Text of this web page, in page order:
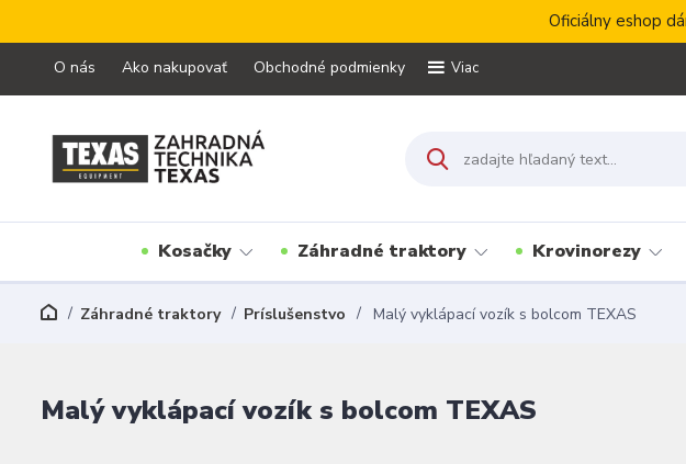
Oficiálny eshop
O nás Ako nakupovať Obchodné podmienky Viac
Kosačky Záhradné traktory Krovinorezy
Záhradné traktory Príslušenstvo Malý vyklápací vozík s bolcom TEXAS
Malý vyklápací vozík s bolcom TEXAS